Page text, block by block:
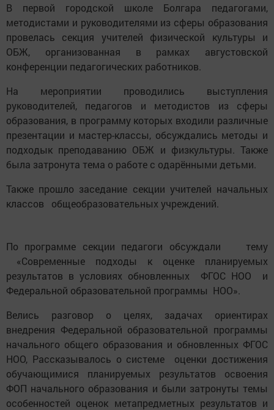
В первой городской школе Болгара педагогами,
методистами и руководителями из сферы образования
провелась секция учителей физической культуры и
ОБЖ, организованная в рамках августовской
конференции педагогических работников.
На мероприятии проводились выступления
руководителей, педагогов и методистов из сферы
образования, в программу которых входили различные
презентации и мастер-классы, обсуждались методы и
подходык преподаванию ОБЖ и физкультуры. Также
была затронута тема о работе с одарёнными детьми.
Также прошло заседание секции учителей начальных
классов общеобразовательных учреждений.
По программе секции педагоги обсуждали тему
«Современные подходы к оценке планируемых
результатов в условиях обновленных ФГОС НОО и
Федеральной образовательной программы НОО».
Велись разговор о целях, задачах ориентирах
внедрения Федеральной образовательной программы
начального общего образования и обновленных ФГОС
НОО, Рассказывалось о системе оценки достижения
обучающимися планируемых результатов освоения
ФОП начального образования и были затронуты темы
особенностей оценок метапредметных результатов и